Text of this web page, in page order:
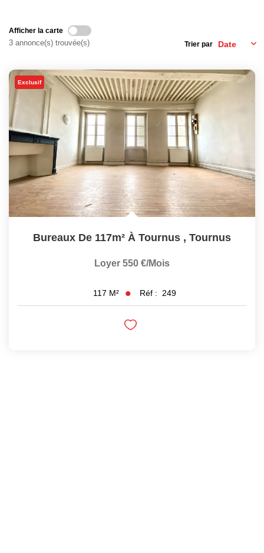
CONTACT
Afficher la carte
3 annonce(s) trouvée(s) Trier par
Exclusif
Bureaux De 117m² À Tournus , Tournus
Loyer 550 €/mois
117 M² Réf : 249